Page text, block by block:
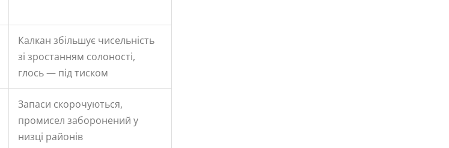
Калкан збільшує чисельність
зі зростанням солоності,
глось — під тиском
Запаси скорочуються,
промисел заборонений у
низці районів